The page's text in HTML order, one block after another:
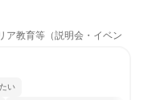
ア教育等（説明会・イベン
い